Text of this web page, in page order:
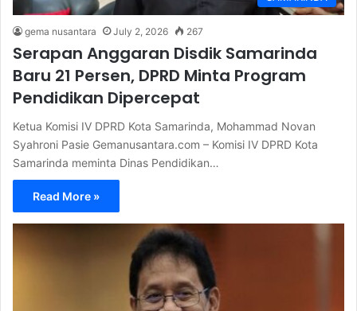
gema nusantara July 2, 2026 267
Serapan Anggaran Disdik Samarinda
Baru 21 Persen, DPRD Minta Program
Pendidikan Dipercepat
Ketua Komisi IV DPRD Kota Samarinda, Mohammad Novan
Syahroni Pasie Gemanusantara.com – Komisi IV DPRD Kota
Samarinda meminta Dinas Pendidikan…
Read More »